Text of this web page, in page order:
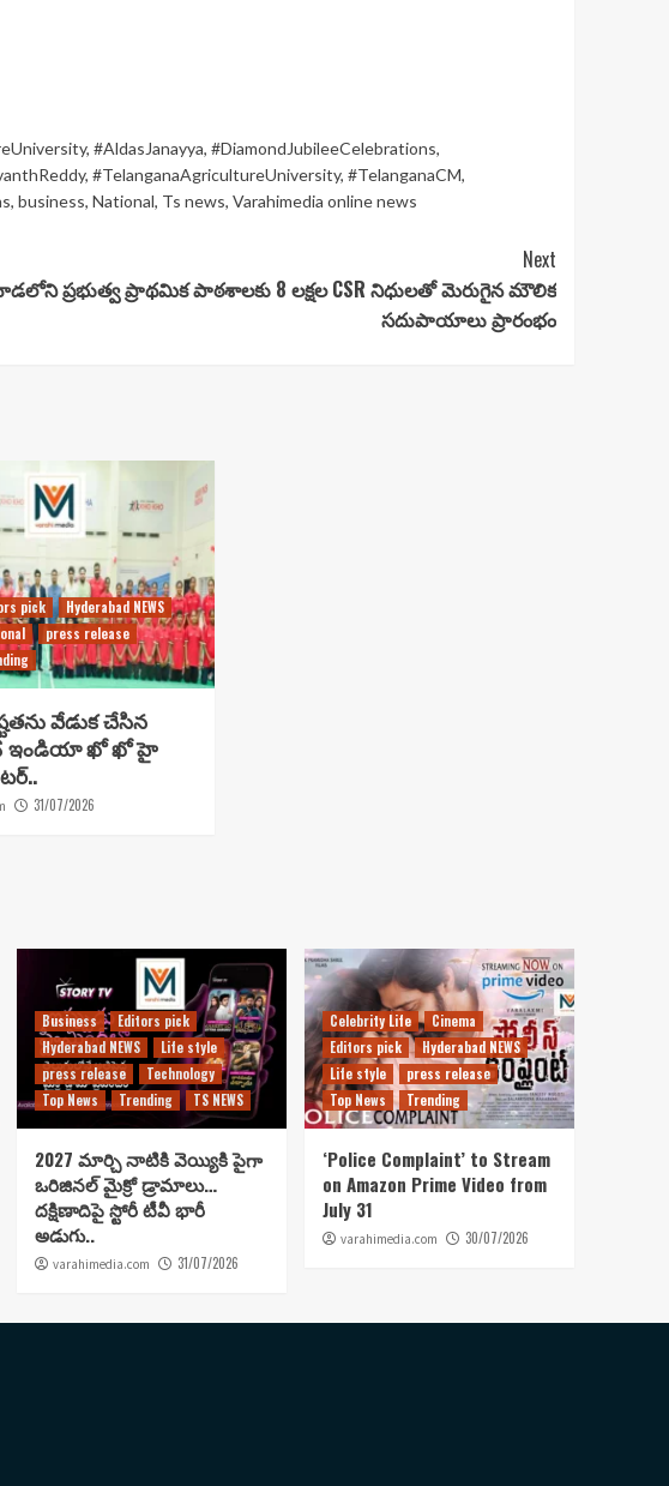
, #AldasJanayya, #DiamondJubileeCelebrations,
, #TelanganaAgricultureUniversity, #TelanganaCM,
, business, National, Ts news, Varahimedia online news
Next
ప్రభుత్వ ప్రాథమిక పాఠశాలకు 8 లక్షల CSR నిధులతో మెరుగైన మౌలిక
సదుపాయాలు ప్రారంభం
pick
Hyderabad NEWS
press release
వేడుక చేసిన
ఇండియా ఖో ఖో హై
31/07/2026
Business
Editors pick
Hyderabad NEWS
Life style
press release
Technology
Top News
Trending TS NEWS
2027 మార్చి నాటికి వెయ్యికి పైగా
ఒరిజినల్ మైక్రో డ్రామాలు…
దక్షిణాదిపై స్టోరీ టీవీ భారీ
అడుగు..
varahimedia.com 31/07/2026
Celebrity Life
Cinema
Editors pick
Hyderabad NEWS
Life style
press release
Top News
Trending
‘Police Complaint’ to Stream
on Amazon Prime Video from
July 31
varahimedia.com 30/07/2026